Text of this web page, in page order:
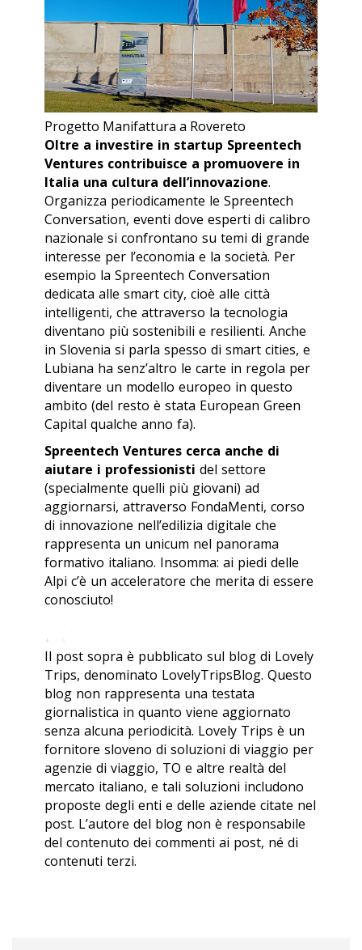
Progetto Manifattura a Rovereto
Oltre a investire in startup Spreentech
Ventures contribuisce a promuovere in
Italia una cultura dell’innovazione.
Organizza periodicamente le Spreentech
Conversation, eventi dove esperti di calibro
nazionale si confrontano su temi di grande
interesse per l’economia e la società. Per
esempio la Spreentech Conversation
dedicata alle smart city, cioè alle città
intelligenti, che attraverso la tecnologia
diventano più sostenibili e resilienti. Anche
in Slovenia si parla spesso di smart cities, e
Lubiana ha senz’altro le carte in regola per
diventare un modello europeo in questo
ambito (del resto è stata European Green
Capital qualche anno fa).
Spreentech Ventures cerca anche di
aiutare i professionisti del settore
(specialmente quelli più giovani) ad
aggiornarsi, attraverso FondaMenti, corso
di innovazione nell’edilizia digitale che
rappresenta un unicum nel panorama
formativo italiano. Insomma: ai piedi delle
Alpi c’è un acceleratore che merita di essere
conosciuto!
Il post sopra è pubblicato sul blog di Lovely
Trips, denominato LovelyTripsBlog. Questo
blog non rappresenta una testata
giornalistica in quanto viene aggiornato
senza alcuna periodicità. Lovely Trips è un
fornitore sloveno di soluzioni di viaggio per
agenzie di viaggio, TO e altre realtà del
mercato italiano, e tali soluzioni includono
proposte degli enti e delle aziende citate nel
post. L’autore del blog non è responsabile
del contenuto dei commenti ai post, né di
contenuti terzi.